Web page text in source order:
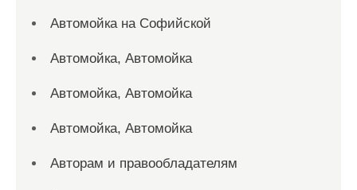
Автомойка на Софийской
Автомойка, Автомойка
Автомойка, Автомойка
Автомойка, Автомойка
Авторам и правообладателям